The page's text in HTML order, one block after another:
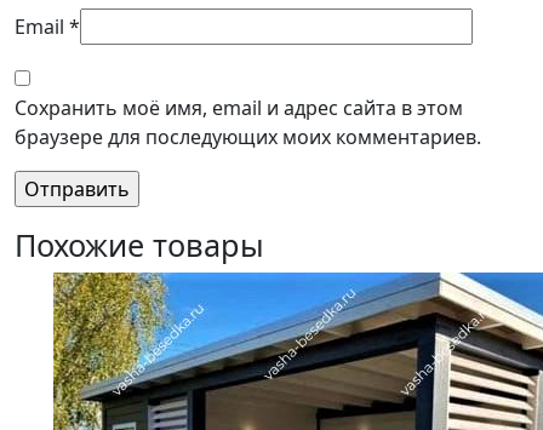
Email *
Сохранить моё имя, email и адрес сайта в этом
браузере для последующих моих комментариев.
Похожие товары